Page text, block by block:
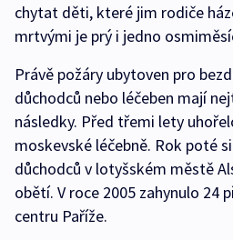
chytat děti, které jim rodiče
mrtvými je prý i jedno
Právě požáry ubytoven pro
důchodců nebo léčeben mají
následky. Před třemi lety
moskevské léčebně. Rok poté
důchodců v lotyšském městě
obětí. V roce 2005 zahynulo 24
centru Paříže.